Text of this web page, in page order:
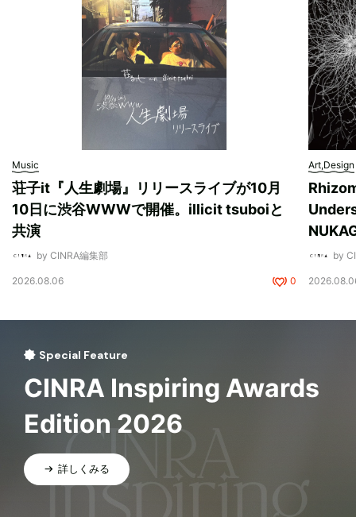
Music
荘子it『人生劇場』リリースライブが10月
10日に渋谷WWWで開催。illicit tsuboiと
共演
by CINRA編集部
2026.08.06 0
Art,Design
by
Special Feature
CINRA Inspiring Awards
Edition 2026
詳しくみる